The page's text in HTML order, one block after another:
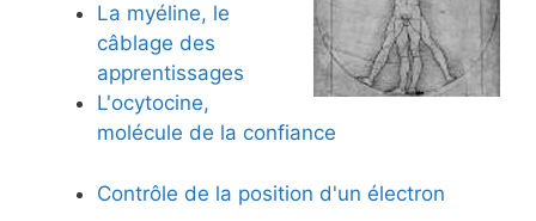
La myéline, le
câblage des
apprentissages
L'ocytocine,
molécule de la confiance
Contrôle de la position d'un électron